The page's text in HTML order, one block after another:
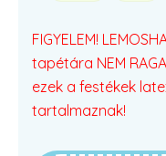
FIGYELEM!
tapétára NEM
ezek a festékek
tartalmaznak!